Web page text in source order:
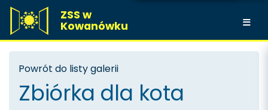
ZSS w
Kowanówku
Powrót do listy galerii
Zbiórka dla kota